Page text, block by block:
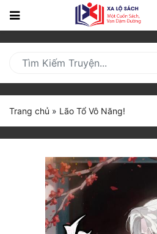
Trang
Mới
Cập
Nhật
(current)
Truyện Mới Ra
Trang chủ » Lão Tổ Vô Năng!